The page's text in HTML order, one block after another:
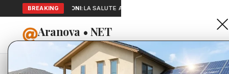
BREAKING
SEGNALAZIONI: LA SALUTE A PORTATA DI MANO: TELEMEDICINA E
Aranova • NET
PORTALE UTILE AL TERRITORIO
Home